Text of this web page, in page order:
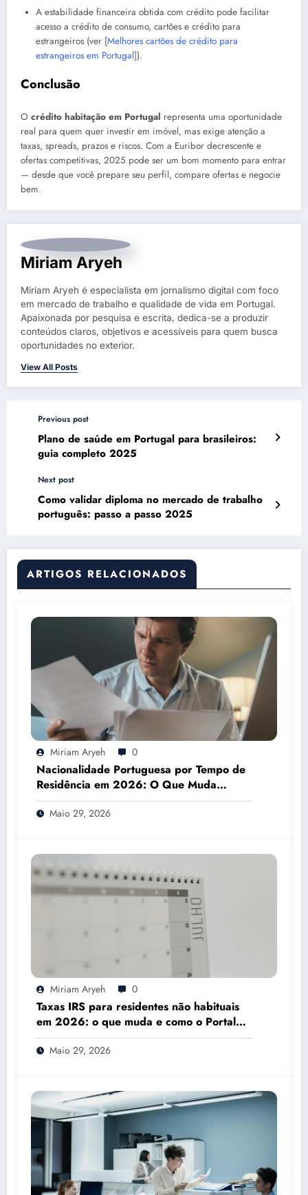
A estabilidade financeira obtida com crédito pode facilitar
acesso a crédito de consumo, cartões e crédito para
estrangeiros (ver [Melhores cartões de crédito para
estrangeiros em Portugal]).
Conclusão
O crédito habitação em Portugal representa uma oportunidade
real para quem quer investir em imóvel, mas exige atenção a
taxas, spreads, prazos e riscos. Com a Euribor decrescente e
ofertas competitivas, 2025 pode ser um bom momento para entrar
— desde que você prepare seu perfil, compare ofertas e negocie
bem.
Miriam Aryeh
Miriam Aryeh é especialista em jornalismo digital com foco
em mercado de trabalho e qualidade de vida em Portugal.
Apaixonada por pesquisa e escrita, dedica-se a produzir
conteúdos claros, objetivos e acessíveis para quem busca
oportunidades no exterior.
View All Posts
Previous post
Plano de saúde em Portugal para brasileiros:
guia completo 2025
Next post
Como validar diploma no mercado de trabalho
português: passo a passo 2025
ARTIGOS RELACIONADOS
Miriam Aryeh 0
Nacionalidade Portuguesa por Tempo de
Residência em 2026: O Que Muda
Mesmo
Maio 29, 2026
Miriam Aryeh 0
Taxas IRS para residentes não habituais
em 2026: o que muda e como o Portal
das Finanças pode ajudar
Maio 29, 2026